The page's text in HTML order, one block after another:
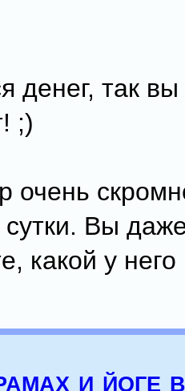
денег, так
;)
очень
сутки. Вы
какой у
и йоге